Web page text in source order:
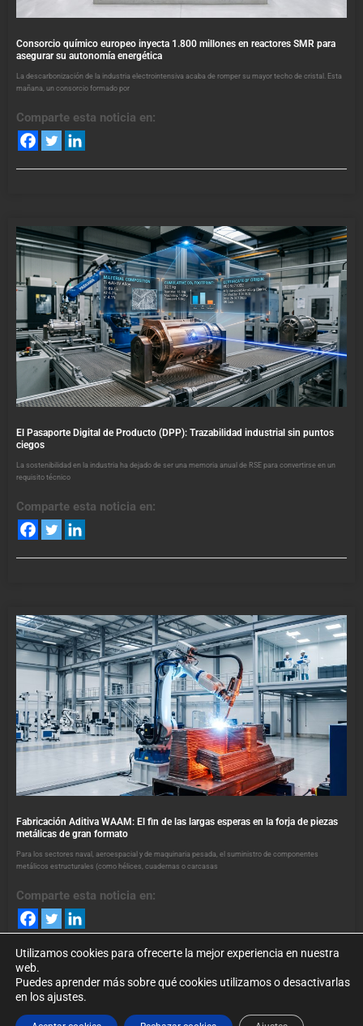
Consorcio químico europeo inyecta 1.800 millones en reactores SMR para
asegurar su autonomía energética
La descarbonización de la industria electrointensiva acaba de romper su mayor techo de cristal. Esta
mañana, un consorcio formado por
Comparte esta noticia en:
El Pasaporte Digital de Producto (DPP): Trazabilidad industrial sin puntos
ciegos
La sostenibilidad en la industria ha dejado de ser una memoria anual de RSE para convertirse en un
requisito técnico
Comparte esta noticia en:
Fabricación Aditiva WAAM: El fin de las largas esperas en la forja de piezas
metálicas de gran formato
Para los sectores naval, aeroespacial y de maquinaria pesada, el suministro de componentes
metálicos estructurales (como hélices, cuadernas o carcasas
Comparte esta noticia en:
©2024. foroindustria40.es Todos los Derechos Reservados. Puede
Utilizamos cookies para ofrecerte la mejor experiencia en nuestra
web.
Puedes aprender más sobre qué cookies utilizamos o desactivarlas
en los ajustes.